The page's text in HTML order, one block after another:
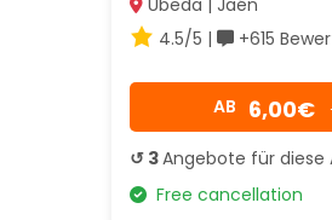
4.5/5 |
+615
AB 6,00€
↺ 3Angebote für diese
Free cancellation